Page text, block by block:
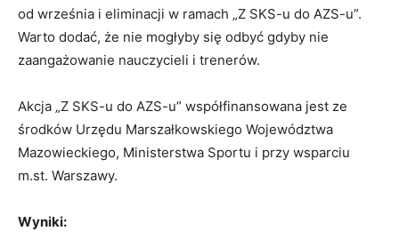
od września i eliminacji w ramach „Z SKS-u do AZS-u”.
Warto dodać, że nie mogłyby się odbyć gdyby nie
zaangażowanie nauczycieli i trenerów.
Akcja „Z SKS-u do AZS-u” współfinansowana jest ze
środków Urzędu Marszałkowskiego Województwa
Mazowieckiego, Ministerstwa Sportu i przy wsparciu
m.st. Warszawy.
Wyniki: